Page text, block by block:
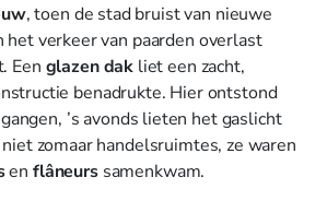
, toen de stad bruist van nieuwe
verkeer van paarden overlast
Een glazen dak liet een zacht,
benadrukte. Hier ontstond
’s avonds lieten het gaslicht
zomaar handelsruimtes, ze waren
enflâneurssamenkwam.